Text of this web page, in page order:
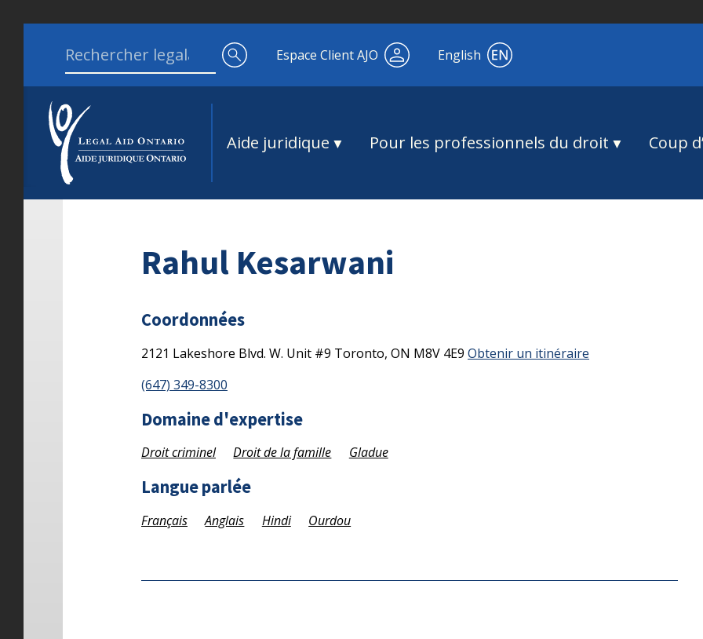
Search for:
Espace Client AJO English
Aide juridique Pour les professionnels du droit Coup
Rahul Kesarwani
Coordonnées
2121 Lakeshore Blvd. W. Unit #9 Toronto, ON M8V 4E9 Obtenir un itinéraire
(647) 349-8300
Domaine d'expertise
Droit criminel Droit de la famille Gladue
Langue parlée
Français Anglais Hindi Ourdou